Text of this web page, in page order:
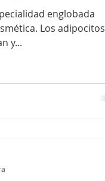
englobada
Los adipocitos
y...